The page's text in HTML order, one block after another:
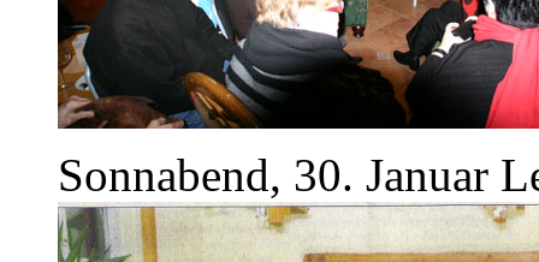
Sonnabend, 30. Januar